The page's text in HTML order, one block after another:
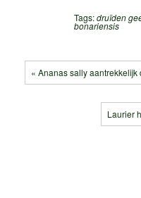
Tags:druïden
bonariensis
« Ananas sally
Laurier